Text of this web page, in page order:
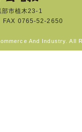
市植木23-1
0765-52-2650
And Industry. All